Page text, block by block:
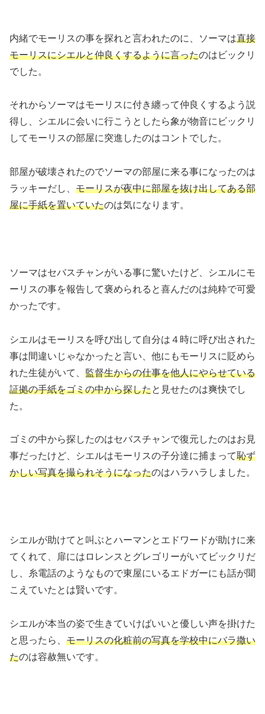
内緒でモーリスの事を探れと言われたのに、ソーマは直接
モーリスにシエルと仲良くするように言ったのはビックリ
でした。
それからソーマはモーリスに付き纏って仲良くするよう説
得し、シエルに会いに行こうとしたら象が物音にビックリ
してモーリスの部屋に突進したのはコントでした。
部屋が破壊されたのでソーマの部屋に来る事になったのは
ラッキーだし、 モーリスが夜中に部屋を抜け出してある部
屋に手紙を置いていたのは気になります。
ソーマはセバスチャンがいる事に驚いたけど、シエルにモ
ーリスの事を報告して褒められると喜んだのは純粋で可愛
かったです。
シエルはモーリスを呼び出して自分は４時に呼び出された
事は間違いじゃなかったと言い、他にもモーリスに貶めら
れた生徒がいて、 監督生からの仕事を他人にやらせている
証拠の手紙をゴミの中から探したと見せたのは爽快でし
た。
ゴミの中から探したのはセバスチャンで復元したのはお見
事だったけど、シエルはモーリスの子分達に捕まって恥ず
かしい写真を撮られそうになったのはハラハラしました。
シエルが助けてと叫ぶとハーマンとエドワードが助けに来
てくれて、扉にはロレンスとグレゴリーがいてビックリだ
し、糸電話のようなもので東屋にいるエドガーにも話が聞
こえていたとは賢いです。
シエルが本当の姿で生きていけばいいと優しい声を掛けた
と思ったら、 モーリスの化粧前の写真を学校中にバラ撒い
たのは容赦無いです。